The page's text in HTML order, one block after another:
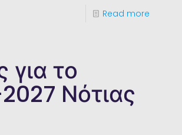
Read more
για το
Νότιας